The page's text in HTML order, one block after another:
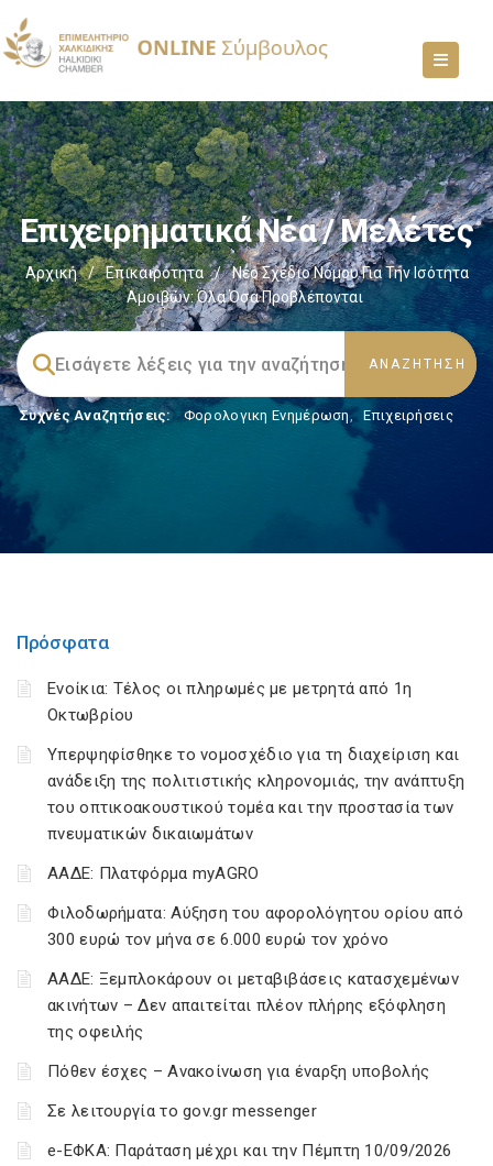
Επιχειρηματικά Νέα / Μελέτες
Αρχική / Επικαιρότητα /
Νέο Σχέδιο Νόμου Για Την Ισότητα
Αμοιβών: Όλα Όσα Προβλέπονται
Συχνές Αναζητήσεις: Φορολογικη Ενημέρωση, Επιχειρήσεις
Πρόσφατα
Ενοίκια: Τέλος οι πληρωμές με μετρητά από 1η
Οκτωβρίου
Υπερψηφίσθηκε το νομοσχέδιο για τη διαχείριση και
ανάδειξη της πολιτιστικής κληρονομιάς, την ανάπτυξη
του οπτικοακουστικού τομέα και την προστασία των
πνευματικών δικαιωμάτων
ΑΑΔΕ: Πλατφόρμα myAGRO
Φιλοδωρήματα: Αύξηση του αφορολόγητου ορίου από
300 ευρώ τον μήνα σε 6.000 ευρώ τον χρόνο
ΑΑΔΕ: Ξεμπλοκάρουν οι μεταβιβάσεις κατασχεμένων
ακινήτων – Δεν απαιτείται πλέον πλήρης εξόφληση
της οφειλής
Πόθεν έσχες – Ανακοίνωση για έναρξη υποβολής
Σε λειτουργία το gov.gr messenger
e-ΕΦΚΑ: Παράταση μέχρι και την Πέμπτη 10/09/2026